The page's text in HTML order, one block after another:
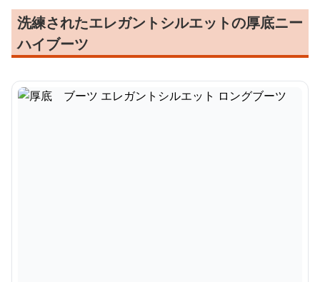
洗練されたエレガントシルエットの厚底ニー
ハイブーツ